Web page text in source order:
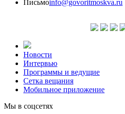
Письмоinfo@govoritmoskva.ru
Новости
Интервью
Программы и ведущие
Сетка вещания
Мобильное приложение
Мы в соцсетях